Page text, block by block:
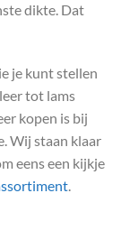
dikte. Dat
je kunt stellen
tot lams
kopen is bij
Wij staan klaar
eens een kijkje
.